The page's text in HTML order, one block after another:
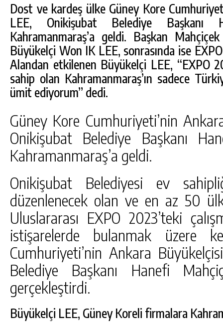
Dost ve kardeş ülke Güney Kore
LEE, Onikişubat Belediye Başkanı
Kahramanmaraş’a geldi. Başkan
Büyükelçi Won IK LEE, sonrasında ise
Alandan etkilenen Büyükelçi LEE, “EXPO
sahip olan Kahramanmaraş’ın sadece
ümit ediyorum” dedi.
Güney Kore Cumhuriyeti’nin
Onikişubat Belediye Başkanı
Kahramanmaraş’a geldi.
Onikişubat Belediyesi ev
düzenlenecek olan ve en az 50
Uluslararası EXPO 2023’teki
istişarelerde bulanmak üzere
Cumhuriyeti’nin Ankara
Belediye Başkanı Hanefi
gerçekleştirdi.
Büyükelçi LEE, Güney Koreli firmalara
GÜNLÜK HABER AKIŞI
GÖKSUN HAFIZLIK KIZ KUR’AN KURSU
ÖĞRENCILERINE DARENDE GEZISI.